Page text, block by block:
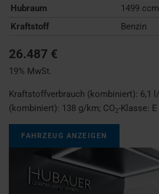
Hubraum
1499 ccm
Kraftstoff
Benzin
26.487 €
19% MwSt.
Kraftstoffverbrauch (kombiniert): 6,1
(kombiniert): 138 g/km; CO2-Klasse: E
FAHRZEUG ANZEIGEN